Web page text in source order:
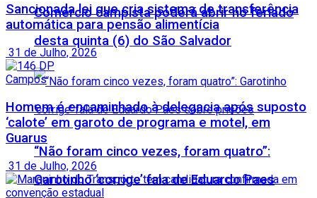
Comércio campista poderá abrir no feriado
desta quinta (6) do São Salvador
“Não foram cinco vezes, foram quatro”:
Garotinho ‘corrige’ fala de Eduardo Paes
Sancionada lei que cria sistema de transferência
automática para pensão alimentícia
31 de Julho, 2026
Campos
Homem é encaminhado à delegacia após suposto
‘calote’ em garoto de programa e motel, em
Guarus
31 de Julho, 2026